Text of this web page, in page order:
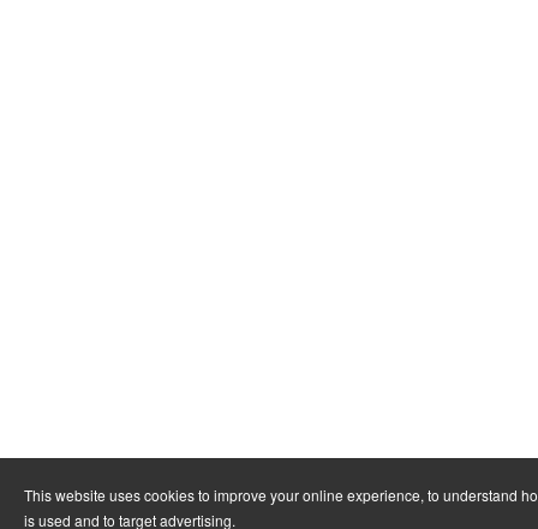
This website uses cookies to improve your online experience, to understand
is used and to target advertising.